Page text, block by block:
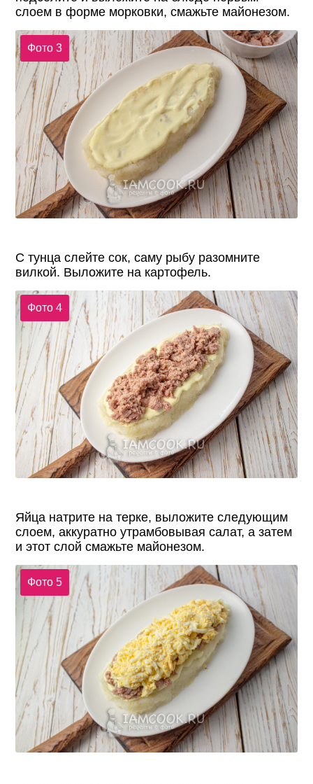
слоем в форме морковки, смажьте майонезом.
Фото 3
С тунца слейте сок, саму рыбу разомните
вилкой. Выложите на картофель.
Фото 4
Яйца натрите на терке, выложите следующим
слоем, аккуратно утрамбовывая салат, а затем
и этот слой смажьте майонезом.
Фото 5